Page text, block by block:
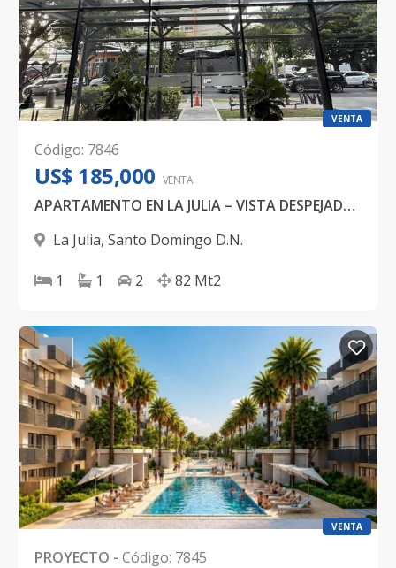
VENTA
Código: 7846
US$ 185,000 VENTA
APARTAMENTO EN LA JULIA – VISTA DESPEJADA DESDE EL PISO 16
La Julia, Santo Domingo D.N.
1 1 2 82 Mt2
VENTA
PROYECTO - Código: 7845